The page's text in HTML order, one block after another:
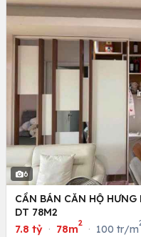
6
CẦN BÁN CĂN HỘ HƯNG
DT 78M2
7.8 tỷ · 78m
2
· 100 tr/m